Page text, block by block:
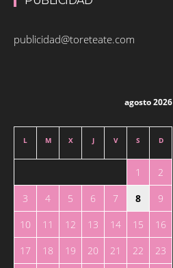
publicidad@toreteate.com
agosto 2026
L M X J V S D
1
2
3
4 5 6 7 8
9
10
11 12 13 14 15
16
17
18 19 20 21 22
23